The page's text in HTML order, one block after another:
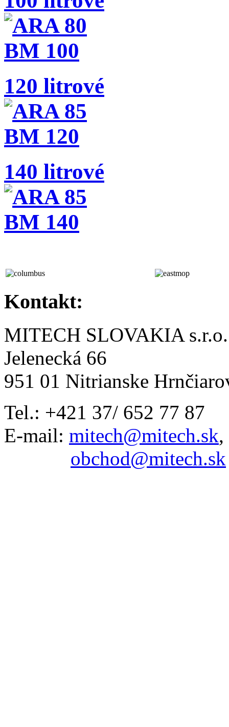
120 litrové
140 litrové
Kontakt:
MITECH SLOVAKIA s.r.o.
Jelenecká 66
951 01 Nitrianske
Tel.: +421 37/ 652 77 87
E-mail: mitech@mitech.sk,
obchod@mitech.sk